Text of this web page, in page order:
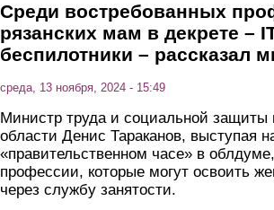
Среди востребованных
рязанских мам в декрете –
беспилотники – рассказал
среда, 13 ноября, 2024 - 15:49
Министр труда и социальной защиты
области Денис Тараканов, выступая
«правительственном часе» в
профессии, которые могут освоить
через службу занятости.